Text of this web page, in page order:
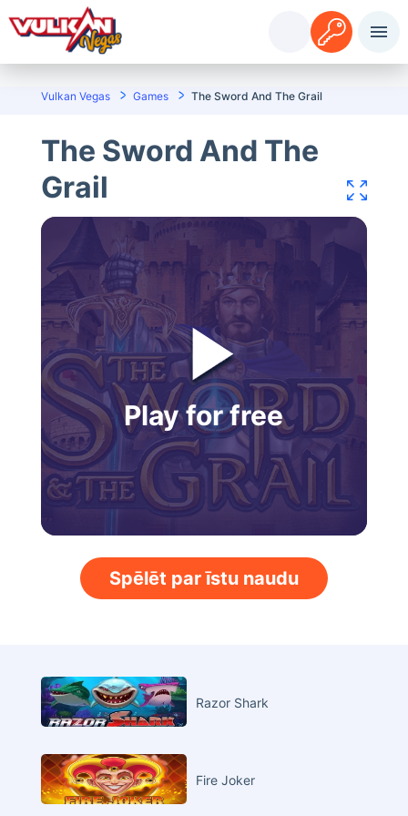
PieslēgtiesReģistrācija
Vulkan Vegas Games The Sword And The Grail
Razor Shark
Fire Joker
The Sword And The
Grail
Play for free
Spēlēt par īstu naudu